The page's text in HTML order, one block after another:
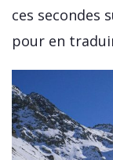
ces secondes
pour en